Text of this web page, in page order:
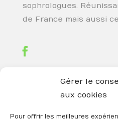
Gérer le
aux cookies
Pour offrir les meilleures
sophrologues.
de France mais aussi
Téléphone
06 27 79 15 49